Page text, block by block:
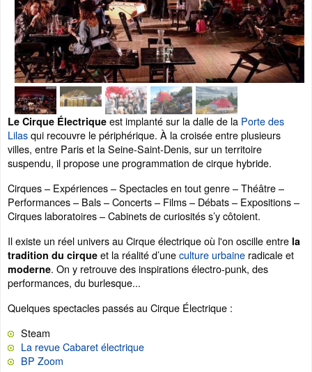
Le Cirque Électrique est implanté sur la dalle de la Porte des
Lilasqui recouvre le périphérique. À la croisée entre plusieurs
villes, entre Paris et la Seine-Saint-Denis, sur un territoire
suspendu, il propose une programmation de cirque hybride.
Cirques – Expériences – Spectacles en tout genre – Théâtre –
Performances – Bals – Concerts – Films – Débats – Expositions –
Cirques laboratoires – Cabinets de curiosités s’y côtoient.
Il existe un réel univers au Cirque électrique où l'on oscille entre la
tradition du cirque et la réalité d’uneculture urbaine radicale et
moderne. On y retrouve des inspirations électro-punk, des
performances, du burlesque...
Quelques spectacles passés au Cirque Électrique :
Steam
La revue Cabaret électrique
BP Zoom